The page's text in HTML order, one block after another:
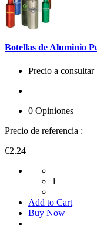
Botellas de Aluminio
Precio a consultar
0 Opiniones
Precio de referencia :
€2.24
1
Add to Cart
Buy Now